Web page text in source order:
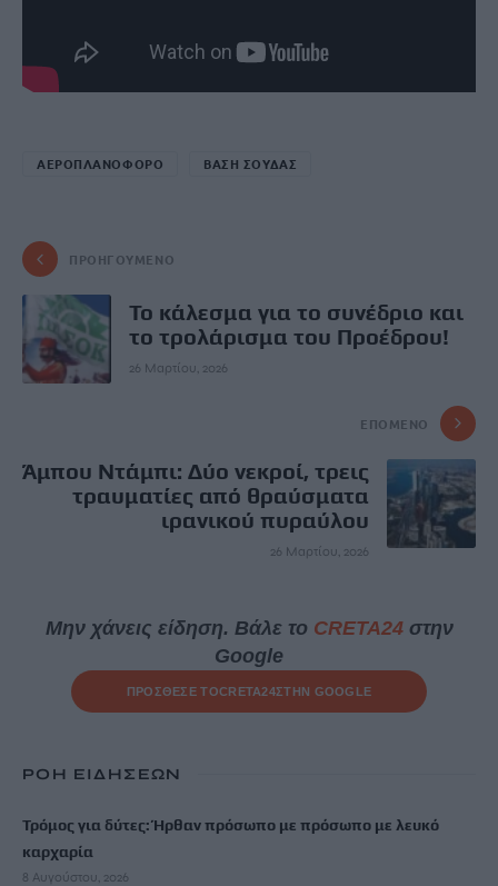
ΑΕΡΟΠΛΑΝΟΦΟΡΟ ΒΑΣΗ ΣΟΥΔΑΣ
ΠΡΟΗΓΟΎΜΕΝΟ
Το κάλεσμα για το συνέδριο και
το τρολάρισμα του Προέδρου!
26 Μαρτίου, 2026
ΕΠΌΜΕΝΟ
Άμπου Ντάμπι: Δύο νεκροί, τρεις
τραυματίες από θραύσματα
ιρανικού πυραύλου
26 Μαρτίου, 2026
Μην χάνεις είδηση. Βάλε το CRETA24στην
Google
ΠΡΟΣΘΕΣΕ ΤΟCRETA24ΣΤΗΝ GOOGLE
ΡΟΗ ΕΙΔΗΣΕΩΝ
Τρόμος για δύτες: Ήρθαν πρόσωπο με πρόσωπο με λευκό
καρχαρία
8 Αυγούστου, 2026